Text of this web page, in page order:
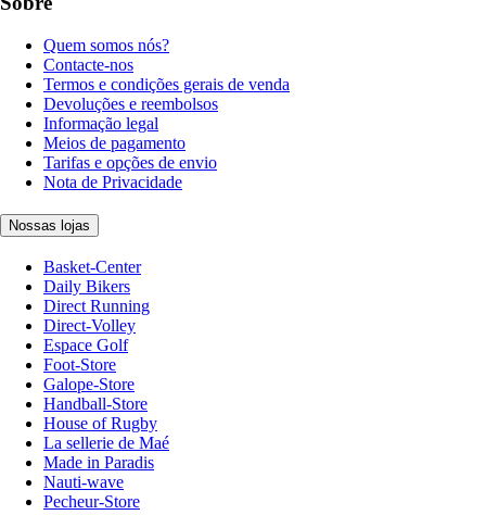
Quem somos nós?
Contacte-nos
Termos e condições gerais de venda
Devoluções e reembolsos
Informação legal
Meios de pagamento
Tarifas e opções de envio
Nota de Privacidade
Nossas lojas
Basket-Center
Daily Bikers
Direct Running
Direct-Volley
Espace Golf
Foot-Store
Galope-Store
Handball-Store
House of Rugby
La sellerie de Maé
Made in Paradis
Nauti-wave
Pecheur-Store